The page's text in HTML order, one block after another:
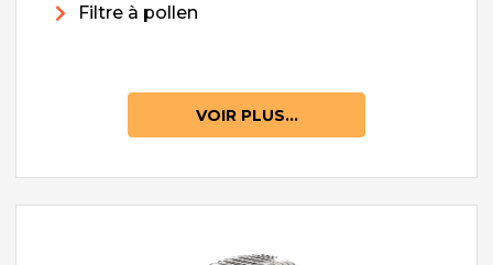
Filtre à pollen
VOIR PLUS...